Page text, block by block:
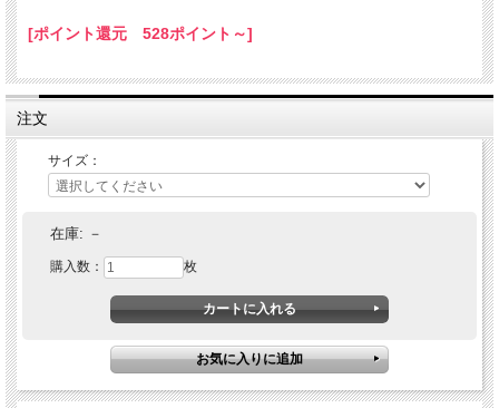
[ポイント還元 528ポイント～]
注文
サイズ：
在庫: －
購入数： 枚